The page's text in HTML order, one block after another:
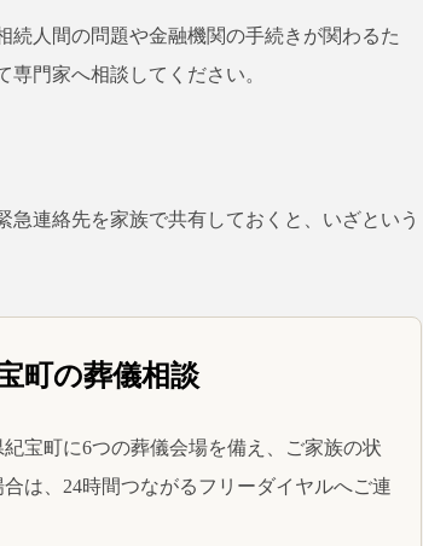
人間の問題や金融機関の手続きが関わるた
門家へ相談してください。
連絡先を家族で共有しておくと、いざという
町の葬儀相談
宝町に6つの葬儀会場を備え、ご家族の状
は、24時間つながるフリーダイヤルへご連